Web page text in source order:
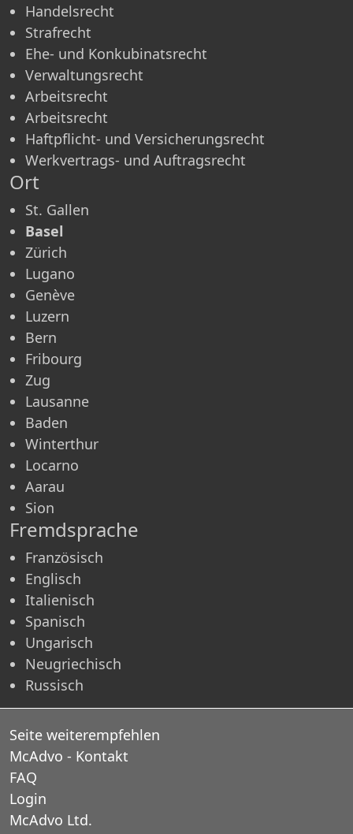
Handelsrecht
Strafrecht
Ehe- und Konkubinatsrecht
Verwaltungsrecht
Arbeitsrecht
Arbeitsrecht
Haftpflicht- und Versicherungsrecht
Werkvertrags- und Auftragsrecht
Ort
St. Gallen
Basel
Zürich
Lugano
Genève
Luzern
Bern
Fribourg
Zug
Lausanne
Baden
Winterthur
Locarno
Aarau
Sion
Fremdsprache
Französisch
Englisch
Italienisch
Spanisch
Ungarisch
Neugriechisch
Russisch
Seite weiterempfehlen
McAdvo - Kontakt
FAQ
Login
McAdvo Ltd.